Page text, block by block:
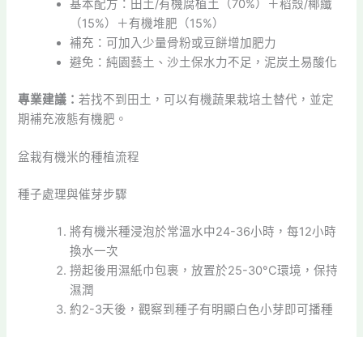
基本配方：田土/有機腐植土（70%）＋稻殼/椰纖
（15%）＋有機堆肥（15%）
補充：可加入少量骨粉或豆餅增加肥力
避免：純園藝土、沙土保水力不足，泥炭土易酸化
專業建議：若找不到田土，可以有機蔬果栽培土替代，並定
期補充液態有機肥。
盆栽有機米的種植流程
種子處理與催芽步驟
將有機米種浸泡於常溫水中24-36小時，每12小時
換水一次
撈起後用濕紙巾包裹，放置於25-30°C環境，保持
濕潤
約2-3天後，觀察到種子有明顯白色小芽即可播種